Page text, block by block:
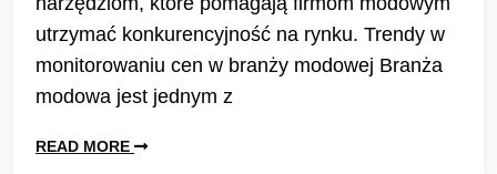
utrzymać konkurencyjność na rynku. Trendy w
monitorowaniu cen w branży modowej Branża
modowa jest jednym z
READ MORE